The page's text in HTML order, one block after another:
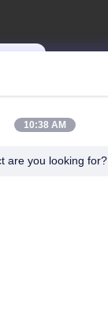
10:38 AM
are you looking for?